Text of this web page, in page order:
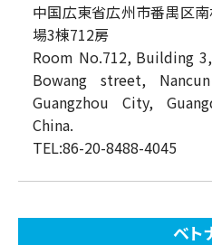
中国広東省広州市番禺区
場3棟712房
Room No.712, Building
Bowang street,
Guangzhou City,
China.
TEL:86-20-8488-4045
ベト